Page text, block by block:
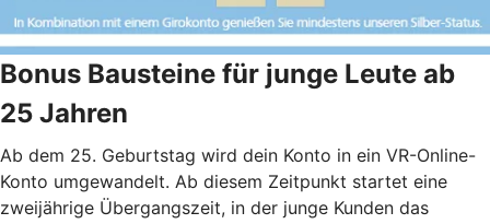
Bonus Bausteine für junge Leute ab
25 Jahren
Ab dem 25. Geburtstag wird dein Konto in ein VR-Online-
Konto umgewandelt. Ab diesem Zeitpunkt startet eine
zweijährige Übergangszeit, in der junge Kunden das